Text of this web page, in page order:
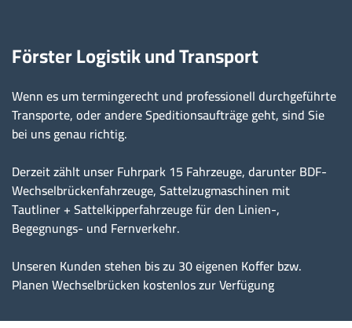
Förster Logistik und Transport
Wenn es um termingerecht und professionell durchgeführte
Transporte, oder andere Speditionsaufträge geht, sind Sie
bei uns genau richtig.
Derzeit zählt unser Fuhrpark 15 Fahrzeuge, darunter BDF-
Wechselbrückenfahrzeuge, Sattelzugmaschinen mit
Tautliner + Sattelkipperfahrzeuge für den Linien-,
Begegnungs- und Fernverkehr.
Unseren Kunden stehen bis zu 30 eigenen Koffer bzw.
Planen Wechselbrücken kostenlos zur Verfügung